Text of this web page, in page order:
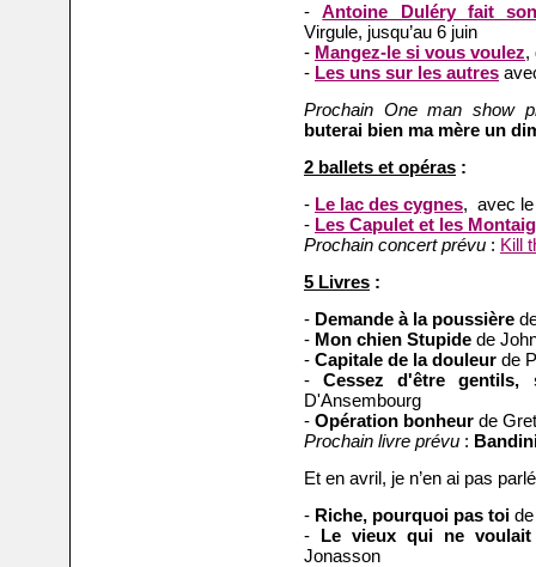
-Antoine Duléry fait
Virgule, jusqu’au 6 juin
- Mangez-le si vous voulez,
- Les uns sur les autres
Prochain One man show
buterai bien ma mère un
2 ballets et opéras :
- Le lac des cygnes, avec le
- Les Capulet et les
Prochain concert prévu : Kill
5 Livres :
- Demande à la poussière
- Mon chien Stupide de
- Capitale de la douleur de
-Cessez d'être gentils,
D'Ansembourg
- Opération bonheur de
Prochain livre prévu :
Et en avril, je n’en ai pas
- Riche, pourquoi pas toi
- Le vieux qui ne
Jonasson